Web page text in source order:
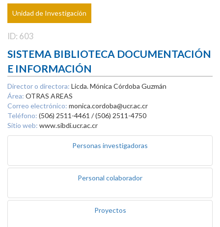
Unidad de Investigación
ID: 603
SISTEMA BIBLIOTECA DOCUMENTACIÓN
E INFORMACIÓN
Director o directora: Licda. Mónica Córdoba Guzmán
Área: OTRAS AREAS
Correo electrónico: monica.cordoba@ucr.ac.cr
Teléfono: (506) 2511-4461 / (506) 2511-4750
Sitio web: www.sibdi.ucr.ac.cr
Personas investigadoras
Personal colaborador
Proyectos